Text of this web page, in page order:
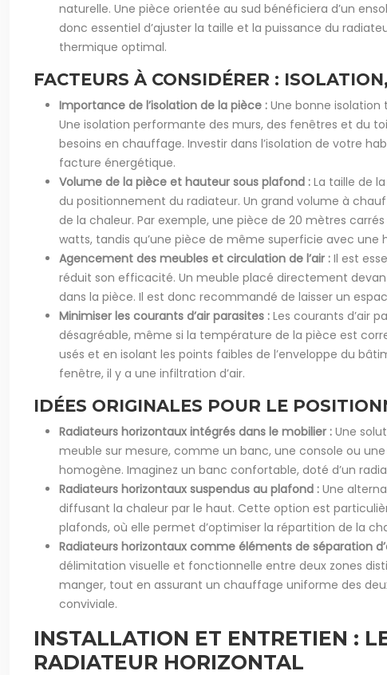
naturelle. Une pièce orientée au sud bénéficiera d’un
donc essentiel d’ajuster la taille et la puissance du
thermique optimal.
FACTEURS À CONSIDÉRER :
Importance de l’isolation de la pièce : Une bonne isolation
Une isolation performante des murs, des fenêtres et du
besoins en chauffage. Investir dans l’isolation de votre
facture énergétique.
Volume de la pièce et hauteur sous plafond : La taille de
du positionnement du radiateur. Un grand volume à
de la chaleur. Par exemple, une pièce de 20 mètres
watts, tandis qu’une pièce de même superficie avec
Agencement des meubles et circulation de l’air : Il est
réduit son efficacité. Un meuble placé directement
dans la pièce. Il est donc recommandé de laisser un
Minimiser les courants d’air parasites : Les courants d’air
désagréable, même si la température de la pièce est
usés et en isolant les points faibles de l’enveloppe du
fenêtre, il y a une infiltration d’air.
IDÉES ORIGINALES POUR LE
Radiateurs horizontaux intégrés dans le mobilier : Une
meuble sur mesure, comme un banc, une console ou
homogène. Imaginez un banc confortable, doté d’un
Radiateurs horizontaux suspendus au plafond : Une
diffusant la chaleur par le haut. Cette option est
plafonds, où elle permet d’optimiser la répartition de la
Radiateurs horizontaux comme éléments de séparation
délimitation visuelle et fonctionnelle entre deux zones
manger, tout en assurant un chauffage uniforme des
conviviale.
INSTALLATION ET ENTRETIEN :
RADIATEUR HORIZONTAL